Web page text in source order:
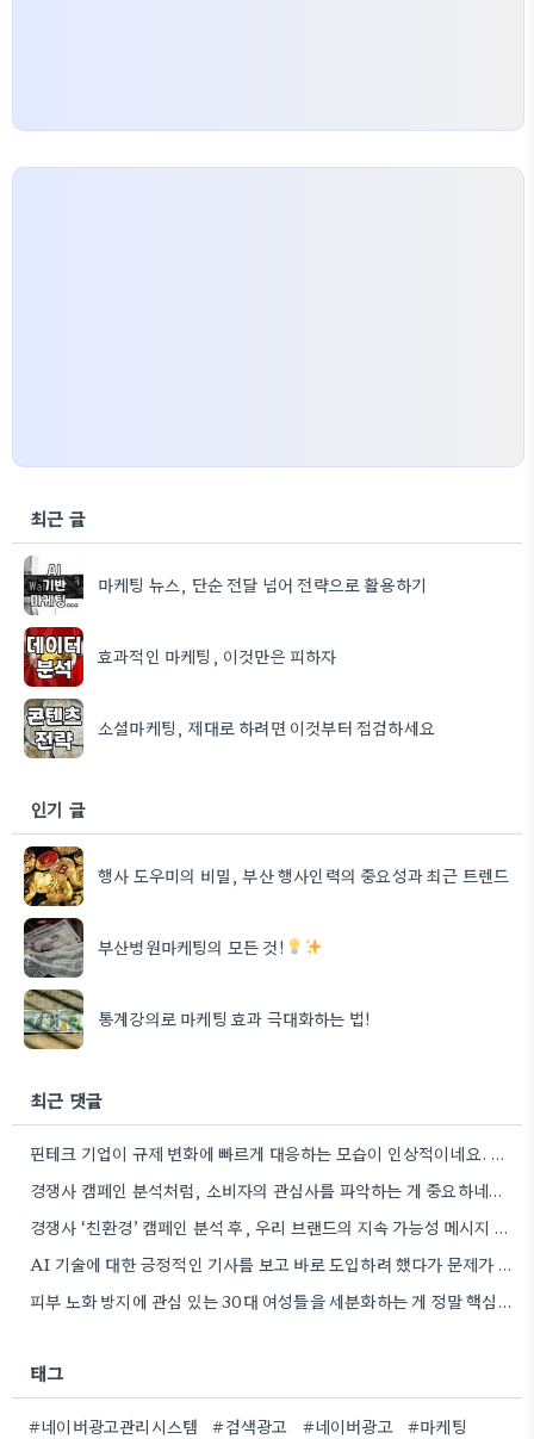
최근 글
마케팅 뉴스, 단순 전달 넘어 전략으로 활용하기
효과적인 마케팅, 이것만은 피하자
소셜마케팅, 제대로 하려면 이것부터 점검하세요
인기 글
행사 도우미의 비밀, 부산 행사인력의 중요성과 최근 트렌드
부산병원마케팅의 모든 것!
통계강의로 마케팅 효과 극대화하는 법!
최근 댓글
핀테크 기업이 규제 변화에 빠르게 대응하는 모습이 인상적이네요. 실제 비즈니스에 적용하기 위한 구체적인 방법론을 제시하는…
경쟁사 캠페인 분석처럼, 소비자의 관심사를 파악하는 게 중요하네요. 친환경 트렌드를 놓치지 않아서 좋네요.
경쟁사 ‘친환경’ 캠페인 분석 후, 우리 브랜드의 지속 가능성 메시지 개발 아이디어가 떠오르네요. 좋은 예시…
AI 기술에 대한 긍정적인 기사를 보고 바로 도입하려 했다가 문제가 생긴 사례를 말씀해주셔서 공감됩니다. 실제…
피부 노화 방지에 관심 있는 30대 여성들을 세분화하는 게 정말 핵심인 것 같아요. 제가 경험해…
태그
#네이버광고관리시스템 #검색광고 #네이버광고 #마케팅